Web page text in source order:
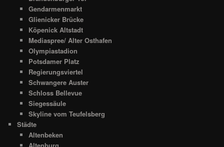
Gendarmenmarkt
Glienicker Brücke
Köpenick Altstadt
Mediaspree/ Alter Osthafen
Olympiastadion
Potsdamer Platz
Regierungsviertel
Schwangere Auster
Schloss Bellevue
Siegessäule
Skyline vom Teufelsberg
Städte
Altenbeken